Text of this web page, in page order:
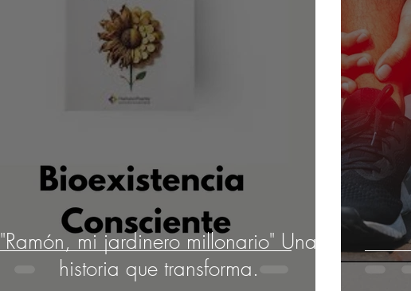
"Ramón, mi jardinero millonario" Una
historia que transforma.